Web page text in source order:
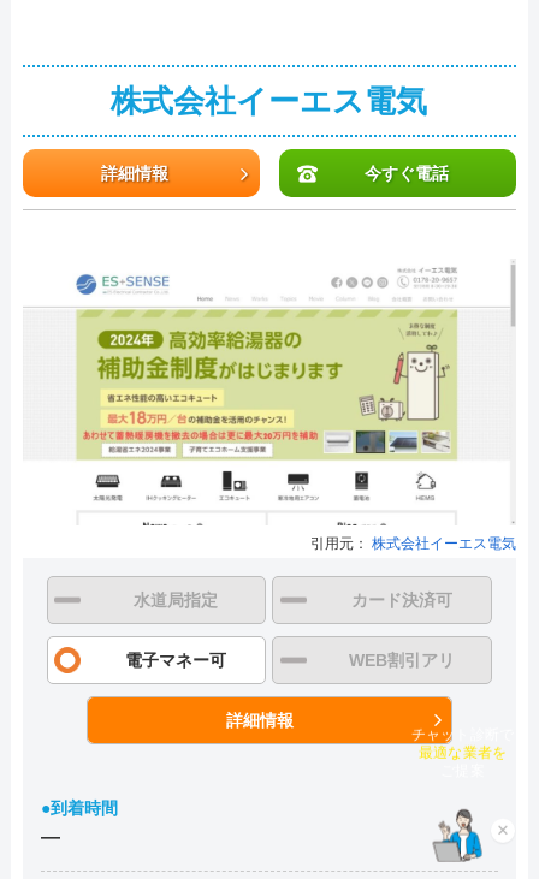
株式会社イーエス電気
詳細情報 今すぐ電話
引用元： 株式会社イーエス電気
水道局指定 カード決済可
電子マネー可 WEB割引アリ
詳細情報
●到着時間
― ×
チャット診断で
最適な業者を